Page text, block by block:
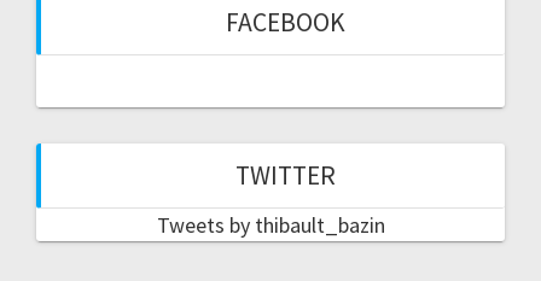
FACEBOOK
TWITTER
Tweets by thibault_bazin